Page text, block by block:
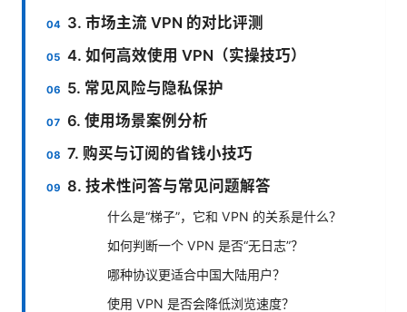
3. 市场主流 VPN 的对比评测
4. 如何高效使用 VPN（实操技巧）
5. 常见风险与隐私保护
6. 使用场景案例分析
7. 购买与订阅的省钱小技巧
8. 技术性问答与常见问题解答
什么是“梯子”，它和 VPN 的关系是什么？
如何判断一个 VPN 是否“无日志”？
哪种协议更适合中国大陆用户？
使用 VPN 是否会降低浏览速度？